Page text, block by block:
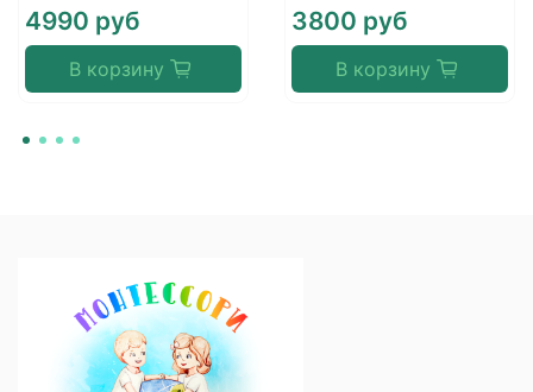
4990 руб
В корзину
3800 руб
В корзину